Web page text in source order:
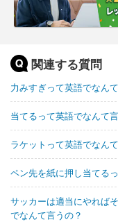
関連する質問
力みすぎって英語でなん
当てるって英語でなんて
ラケットって英語でなん
ペン先を紙に押し当てる
サッカーは適当にやれば
でなんて言うの？